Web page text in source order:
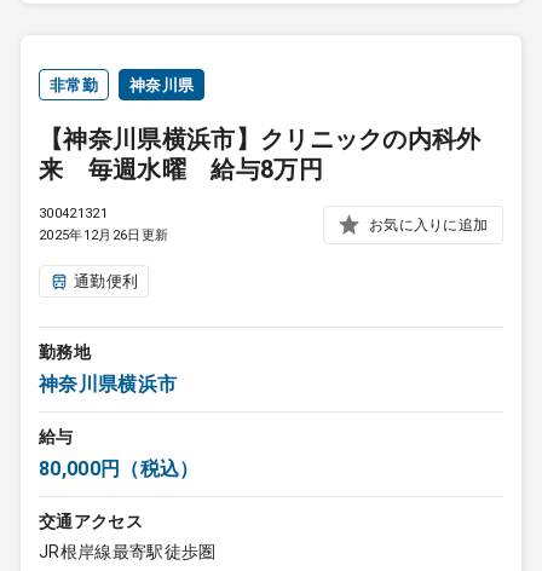
非常勤 神奈川県
【神奈川県横浜市】クリニックの内科外
来 毎週水曜 給与8万円
300421321
2025年12月26日更新
お気に入りに追加
通勤便利
勤務地
神奈川県横浜市
給与
80,000円（税込）
交通アクセス
JR根岸線最寄駅徒歩圏